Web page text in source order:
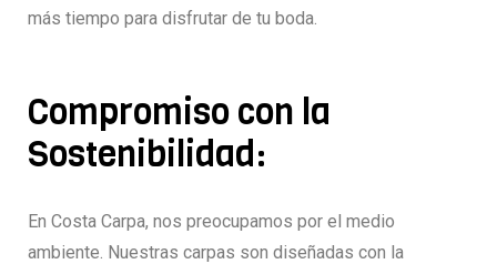
más tiempo para disfrutar de tu boda.
Compromiso con la
Sostenibilidad:
En Costa Carpa, nos preocupamos por el medio
ambiente. Nuestras carpas son diseñadas con la